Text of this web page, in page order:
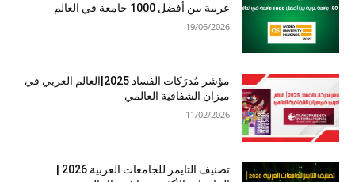
عربية بين أفضل 1000 جامعة في العالم
19/06/2026
مؤشر مُدرَكات الفساد 2025|العالم العربي في
ميزان الشفافية العالمي
11/02/2026